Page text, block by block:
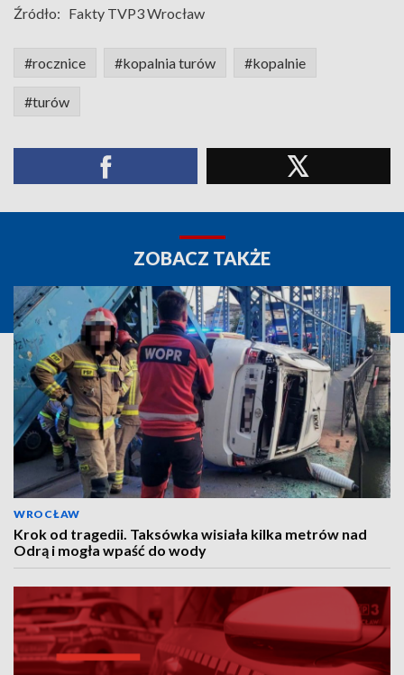
Źródło: Fakty TVP3 Wrocław
#rocznice #kopalnia turów #kopalnie
#turów
ZOBACZ TAKŻE
WROCŁAW
Krok od tragedii. Taksówka wisiała kilka metrów nad
Odrą i mogła wpaść do wody